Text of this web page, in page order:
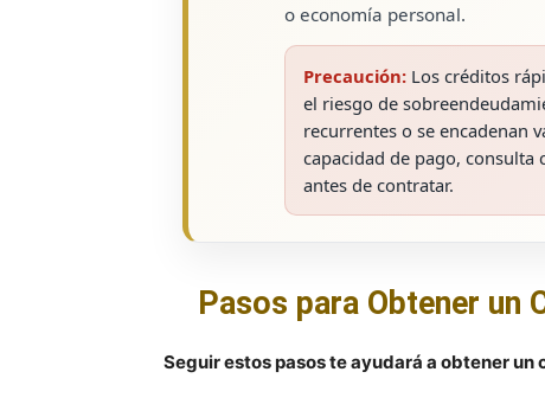
o economía personal.
Precaución: Los créditos
el riesgo de
recurrentes o se encadenan
capacidad de pago,
antes de contratar.
Pasos para Obtener un
Seguir estos pasos te ayudará a obtener